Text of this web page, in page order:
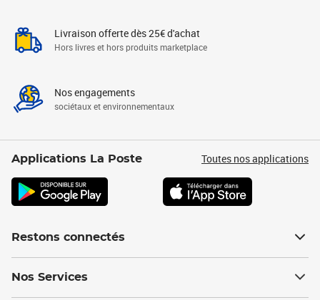
Livraison offerte dès 25€ d'achat
Hors livres et hors produits marketplace
Nos engagements
sociétaux et environnementaux
Applications La Poste Toutes nos applications
Restons connectés
Nos Services